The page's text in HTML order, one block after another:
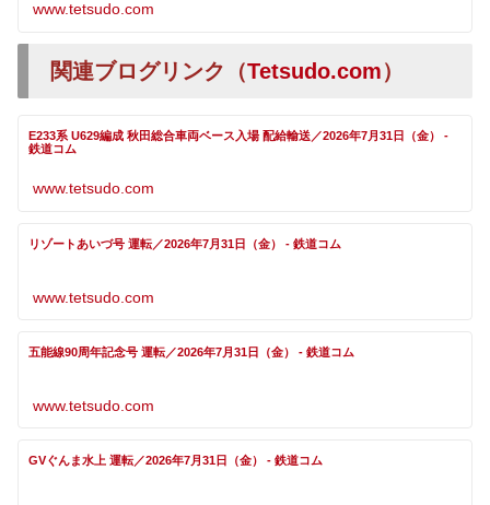
www.tetsudo.com
関連ブログリンク（Tetsudo.com）
E233系 U629編成 秋田総合車両ベース入場 配給輸送／2026年7月31日（金） -
鉄道コム
www.tetsudo.com
リゾートあいづ号 運転／2026年7月31日（金） - 鉄道コム
www.tetsudo.com
五能線90周年記念号 運転／2026年7月31日（金） - 鉄道コム
www.tetsudo.com
GVぐんま水上 運転／2026年7月31日（金） - 鉄道コム